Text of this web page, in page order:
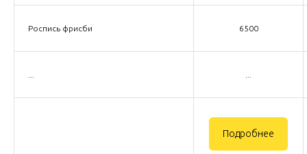
Роспись фрисби 6500
Подробнее